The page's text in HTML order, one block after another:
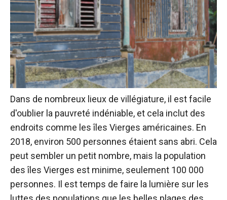
Dans de nombreux lieux de villégiature, il est facile
d'oublier la pauvreté indéniable, et cela inclut des
endroits comme les îles Vierges américaines. En
2018, environ 500 personnes étaient sans abri. Cela
peut sembler un petit nombre, mais la population
des îles Vierges est minime, seulement 100 000
personnes. Il est temps de faire la lumière sur les